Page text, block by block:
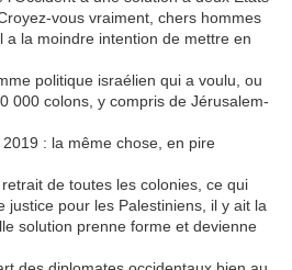
vous vraiment, chers hommes
a la moindre intention de mettre en
politique israélien qui a voulu, ou
000 colons, y compris de Jérusalem-
: la même chose, en pire
de toutes les colonies, ce qui
justice pour les Palestiniens, il y ait la
solution prenne forme et devienne